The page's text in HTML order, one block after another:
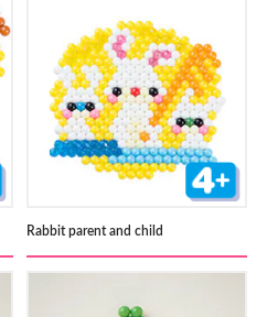
Rabbit parent and child